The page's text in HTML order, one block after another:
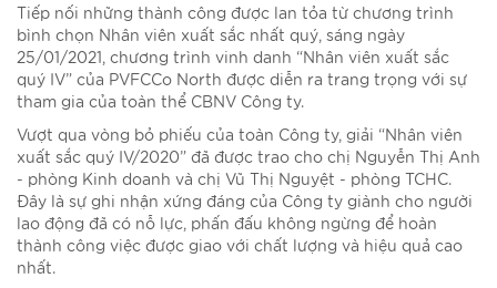
Tiếp nối những thành công được lan tỏa từ chương trình
bình chọn Nhân viên xuất sắc nhất quý, sáng ngày
25/01/2021, chương trình vinh danh “Nhân viên xuất sắc
quý IV” của PVFCCo North được diễn ra trang trọng với sự
tham gia của toàn thể CBNV Công ty.
Vượt qua vòng bỏ phiếu của toàn Công ty, giải “Nhân viên
xuất sắc quý IV/2020” đã được trao cho chị Nguyễn Thị Anh
- phòng Kinh doanh và chị Vũ Thị Nguyệt - phòng TCHC.
Đây là sự ghi nhận xứng đáng của Công ty giành cho người
lao động đã có nỗ lực, phấn đấu không ngừng để hoàn
thành công việc được giao với chất lượng và hiệu quả cao
nhất.